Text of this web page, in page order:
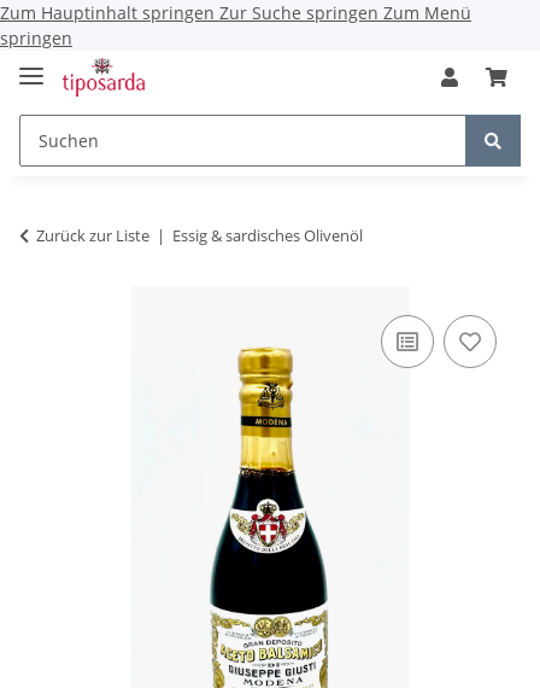
Zum Hauptinhalt springen Zur Suche springen Zum Menü
springen
Zurück zur Liste Essig & sardisches Olivenöl